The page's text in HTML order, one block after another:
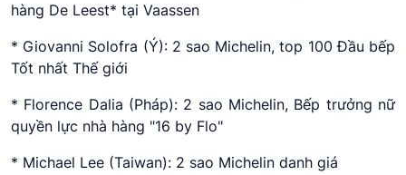
hàng De Leest* tại Vaassen
* Giovanni Solofra (Ý): 2 sao Michelin, top 100 Đầu bếp
Tốt nhất Thế giới
* Florence Dalia (Pháp): 2 sao Michelin, Bếp trưởng nữ
quyền lực nhà hàng "16 by Flo"
* Michael Lee (Taiwan): 2 sao Michelin danh giá